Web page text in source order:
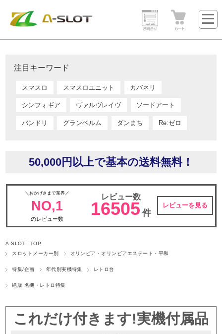
注目キーワード
スマスロ スマスロユニット カバネリ
シンフォギア ヴァルヴレイヴ ソードアート
バンドリ グランベルム ダンまち Re:ゼロ
50,000円以上で基本の送料無料！
＼おかげさまで業界／
NO,1
のレビュー数
レビュー数
16505 件
レビューを見る
A-SLOT TOP
スロットメーカー別
オリンピア・オリンピアエステート・平和
特集/企画 年代別実機特集 レトロ台
絶版 名機・レトロ特集
これだけ付きます!実機付属品